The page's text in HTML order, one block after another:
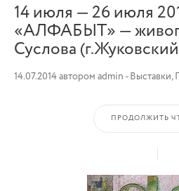
14 июля — 26 июля
«АЛФАБЫТ» —
Суслова
14.07.2014автором admin -Выставки,
ПРОДОЛЖИТЬ